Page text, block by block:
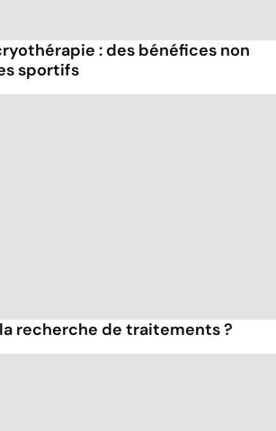
: des bénéfices non
sportifs
la recherche de traitements ?